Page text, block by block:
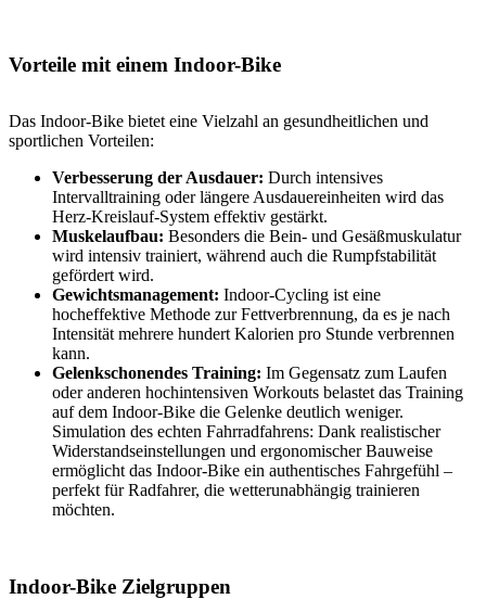
Vorteile mit einem Indoor-Bike
Das Indoor-Bike bietet eine Vielzahl an gesundheitlichen und
sportlichen Vorteilen:
Verbesserung der Ausdauer: Durch intensives
Intervalltraining oder längere Ausdauereinheiten wird das
Herz-Kreislauf-System effektiv gestärkt.
Muskelaufbau: Besonders die Bein- und Gesäßmuskulatur
wird intensiv trainiert, während auch die Rumpfstabilität
gefördert wird.
Gewichtsmanagement: Indoor-Cycling ist eine
hocheffektive Methode zur Fettverbrennung, da es je nach
Intensität mehrere hundert Kalorien pro Stunde verbrennen
kann.
Gelenkschonendes Training: Im Gegensatz zum Laufen
oder anderen hochintensiven Workouts belastet das Training
auf dem Indoor-Bike die Gelenke deutlich weniger.
Simulation des echten Fahrradfahrens: Dank realistischer
Widerstandseinstellungen und ergonomischer Bauweise
ermöglicht das Indoor-Bike ein authentisches Fahrgefühl –
perfekt für Radfahrer, die wetterunabhängig trainieren
möchten.
Indoor-Bike Zielgruppen